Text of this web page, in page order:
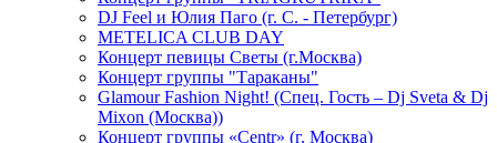
DJ Feel и Юлия Паго (г. С. - Петербург)
METELICA CLUB DAY
Концерт певицы Светы (г.Москва)
Концерт группы "Тараканы"
Glamour Fashion Night! (Спец. Гость – Dj Sveta & Dj
Mixon (Москва))
Концерт группы «Centr» (г. Москва)